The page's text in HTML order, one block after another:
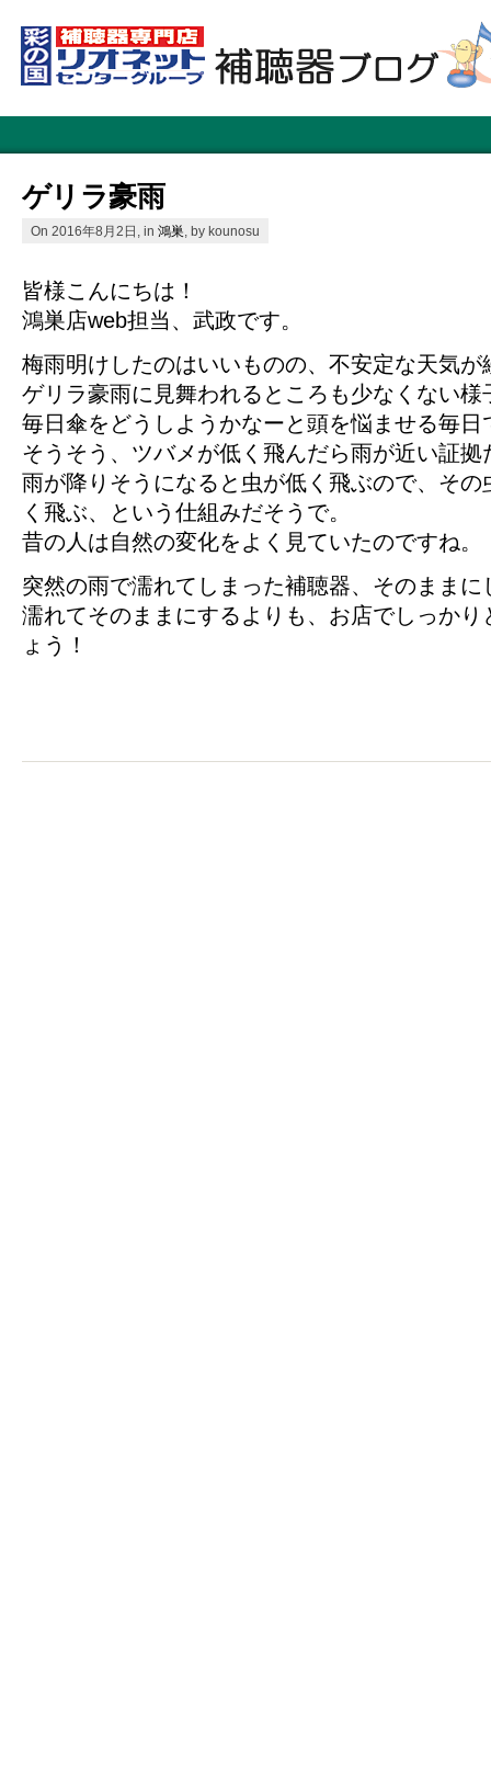
ゲリラ豪雨
On 2016年8月2日, in 鴻巣 , by kounosu
皆様こんにちは！
鴻巣店web担当、武政です。
梅雨明けしたのはいいものの、不安定な天気が
ゲリラ豪雨に見舞われるところも少なくない様
毎日傘をどうしようかなーと頭を悩ませる毎日
そうそう、ツバメが低く飛んだら雨が近い証拠
雨が降りそうになると虫が低く飛ぶので、そ
く飛ぶ、という仕組みだそうで。
昔の人は自然の変化をよく見ていたのですね。
突然の雨で濡れてしまった補聴器、そのままに
濡れてそのままにするよりも、お店でしっか
ょう！